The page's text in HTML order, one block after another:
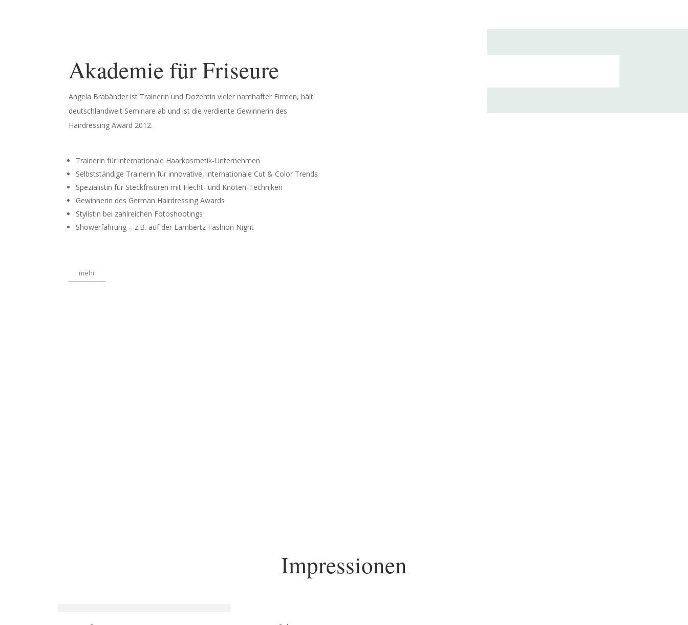
Akademie für Friseure
Angela Brabänder ist Trainerin und Dozentin vieler namhafter Firmen, hält
deutsch­landweit Seminare ab und ist die verdi­ente Gewin­nerin des
Hairdressing Award 2012.
Trainerin für inter­na­tionale Haarkos­metik-Unternehmen
Selbst­ständige Trainerin für innov­a­tive, inter­na­tionale Cut & Color Trends
Spezial­istin für Steck­frisuren mit Flecht- und Knoten-Techniken
Gewin­nerin des German Hairdressing Awards
Stylistin bei zahlre­ichen Fotoshoot­ings
Shower­fahrung – z.B. auf der Lambertz Fashion Night
mehr
Impres­sionen